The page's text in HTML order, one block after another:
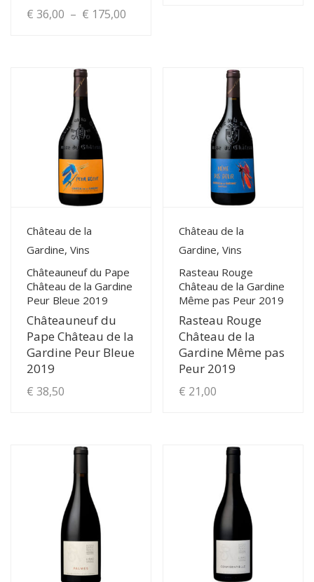
€ 36,00 – € 175,00
page
produit
View Details
Château de la
Gardine, Vins
Châteauneuf du Pape
Château de la Gardine
Peur Bleue 2019
Châteauneuf du
Pape Château de la
Gardine Peur Bleue
2019
€ 38,50
View Details
Château de la
Gardine, Vins
Rasteau Rouge
Château de la Gardine
Même pas Peur 2019
Rasteau Rouge
Château de la
Gardine Même pas
Peur 2019
€ 21,00